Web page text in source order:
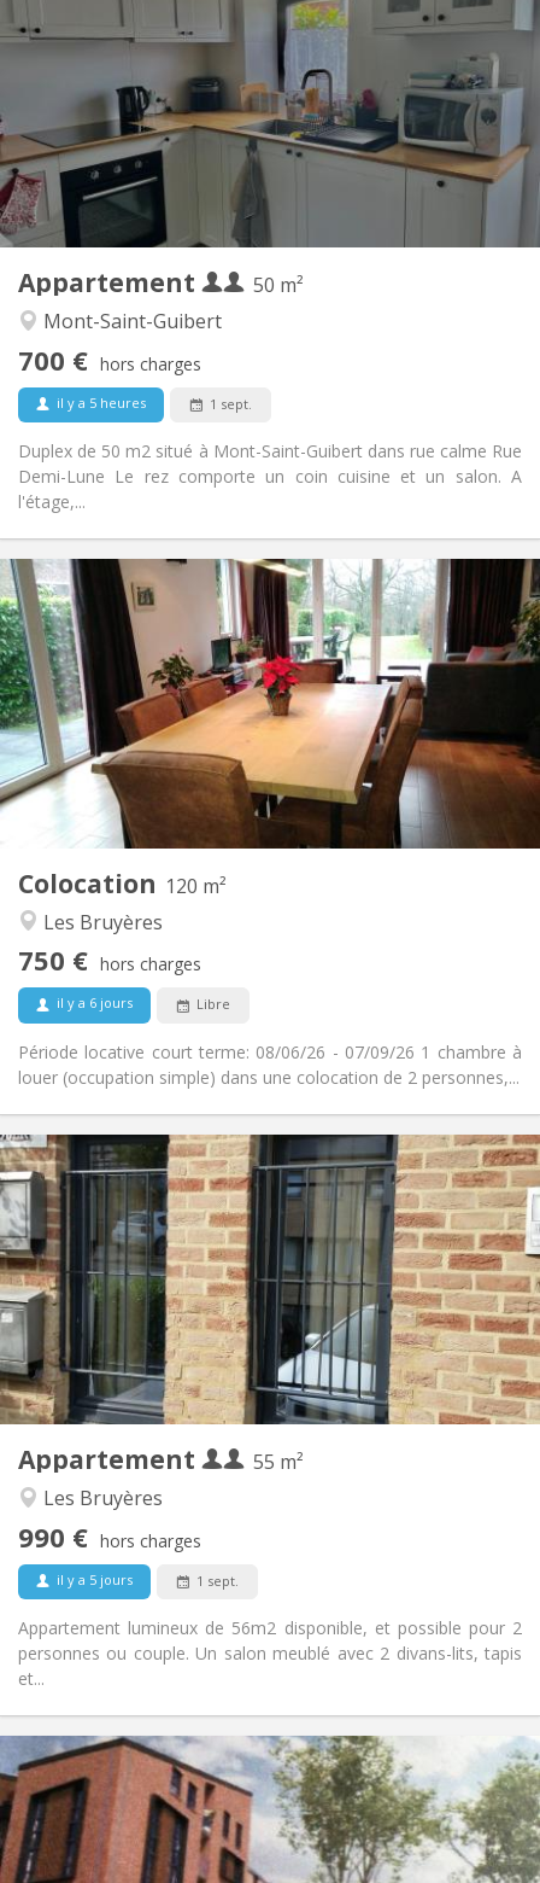
Appartement
50 m²
Mont-Saint-Guibert
700 € hors charges
il y a 5 heures 1 sept.
Duplex de 50 m2 situé à Mont-Saint-Guibert dans rue calme Rue
Demi-Lune Le rez comporte un coin cuisine et un salon. A
l'étage,...
Loyer:
700 € (350 €/pers.)
110 € (55 €/pers.)
Durée:
12 mois
Domiciliation:
Non
Aménagement
Salle de bain:
Privée
Cuisine:
Privée (pièce distincte)
Superficie:
Colocation 120 m²
Les Bruyères
750 € hors charges
il y a 6 jours Libre
Période locative court terme: 08/06/26 - 07/09/26 1 chambre à
louer (occupation simple) dans une colocation de 2 personnes,...
Infos Pratiques
Loyer:
750 €
Charges:
50 €
Durée:
3-4 mois, vacances d'été
Domiciliation:
Non
Aménagement
Salle de bain:
Privée
Cuisine:
Commune
Superficie:
120 m
Pièces privées:
2
Studieuse, chaleureuse, calme
Appartement
55 m²
Les Bruyères
990 € hors charges
il y a 5 jours 1 sept.
Appartement lumineux de 56m2 disponible, et possible pour 2
personnes ou couple. Un salon meublé avec 2 divans-lits, tapis
et...
Infos Pratiques
Loyer:
990 € (495 €/pers.)
Charges:
260 € (130 €/pers.)
Durée:
12 mois, 5-6 mois
Domiciliation:
Non
Aménagement
Salle de bain:
Privée
Cuisine:
Privée (pièce distincte)
Superficie:
55 m
2
Pièces privées:
4
Chaleureuse, studieuse, calme
Infos Pratiques
Loyer:
1050 €
Charges:
120 €
Durée:
12 mois, 3-4 mois, au mois
Domiciliation:
Acceptée